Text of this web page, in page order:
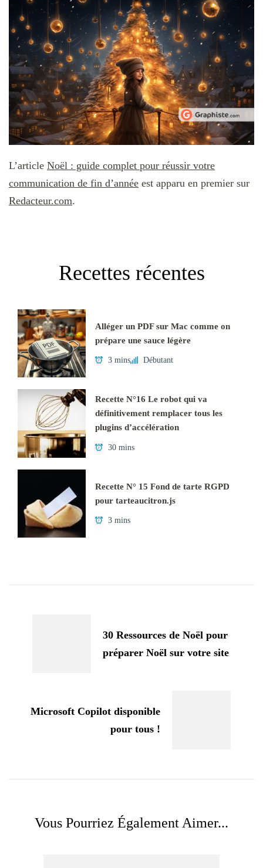
L’article Noël : guide complet pour réussir votre
communication de fin d’année est apparu en premier sur
Redacteur.com.
Recettes récentes
Alléger un PDF sur Mac comme on
prépare une sauce légère
3 mins Débutant
Recette N°16 Le robot qui va
définitivement remplacer tous les
plugins d’accélération
30 mins
Recette N° 15 Fond de tarte RGPD
pour tarteaucitron.js
3 mins
30 Ressources de Noël pour
préparer Noël sur votre site
Microsoft Copilot disponible
pour tous !
Vous Pourriez Également Aimer...